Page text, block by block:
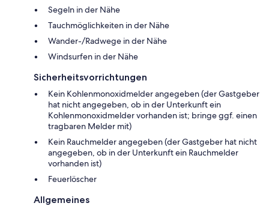
Segeln in der Nähe
Tauchmöglichkeiten in der Nähe
Wander-/Radwege in der Nähe
Windsurfen in der Nähe
Sicherheitsvorrichtungen
Kein Kohlenmonoxidmelder angegeben (der Gastgeber
hat nicht angegeben, ob in der Unterkunft ein
Kohlenmonoxidmelder vorhanden ist; bringe ggf. einen
tragbaren Melder mit)
Kein Rauchmelder angegeben (der Gastgeber hat nicht
angegeben, ob in der Unterkunft ein Rauchmelder
vorhanden ist)
Feuerlöscher
Allgemeines